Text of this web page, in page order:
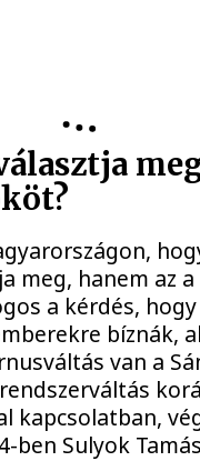
meg, hanem az
a kérdés,
bíznák,
van a
kapcsolatban,
ben Sulyok